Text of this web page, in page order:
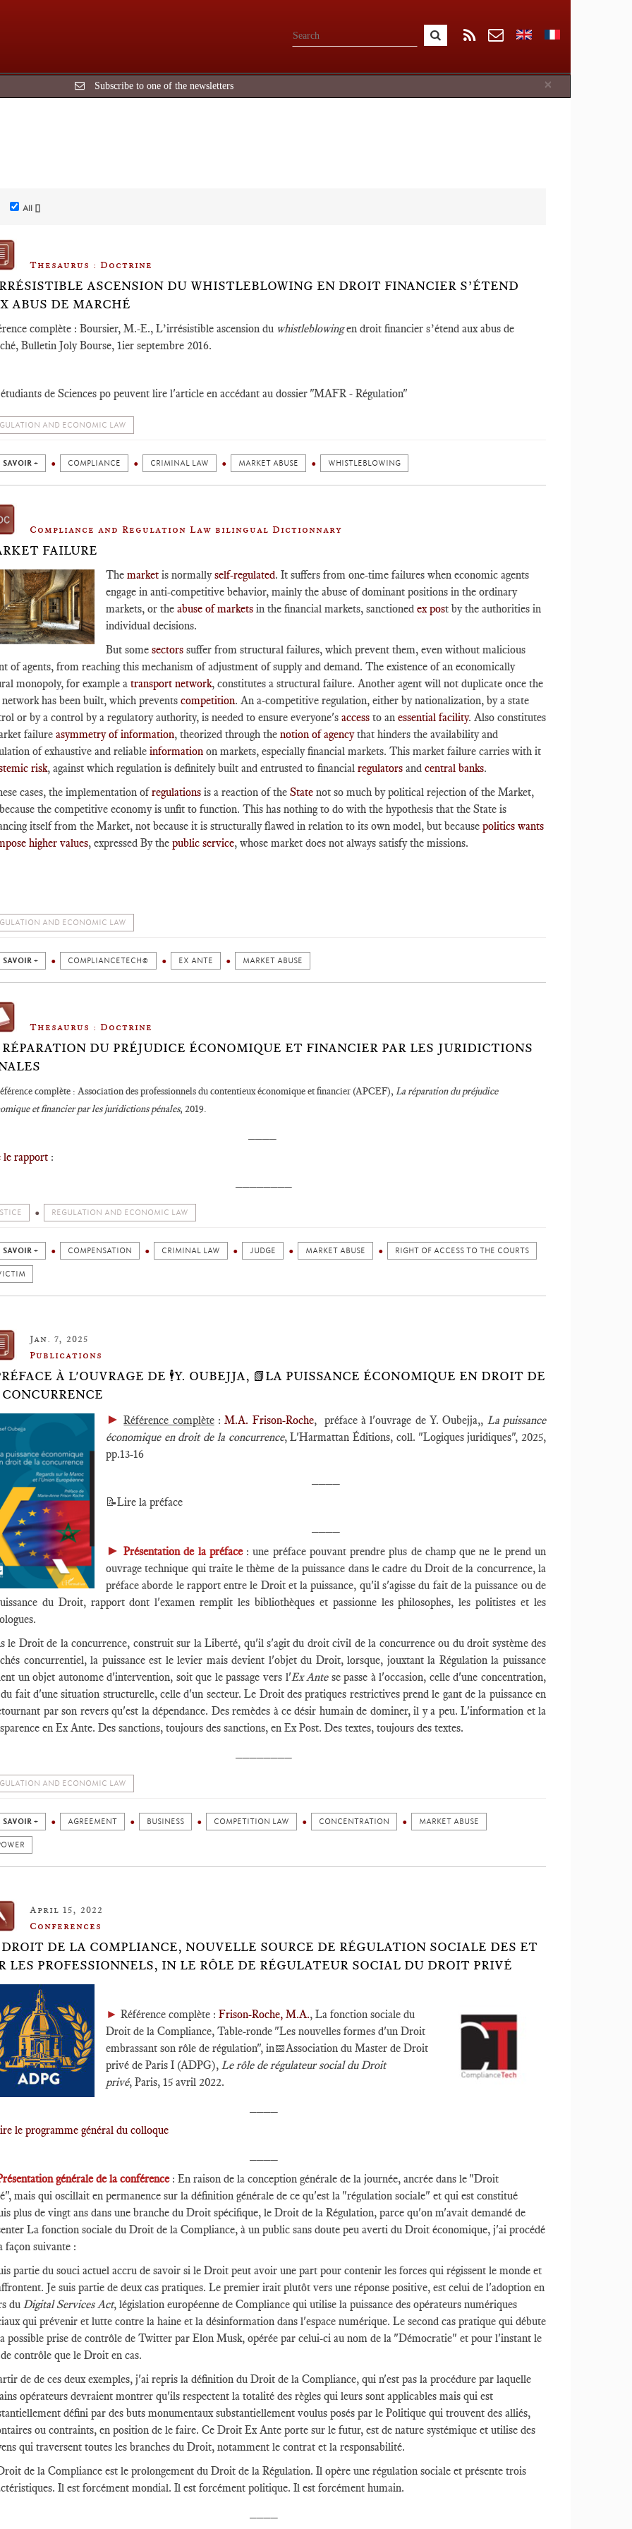
×
Subscribe to one of the newsletters
All []
Thesaurus : Doctrine
ASCENSION DU WHISTLEBLOWING EN DROIT FINANCIER S’ÉTEND
ABUS DE MARCHÉ
complète : Boursier, M.-E., L’irrésistible ascension du whistleblowingen droit financier s’étend aux abus de
Bulletin Joly Bourse, 1ier septembre 2016.
de Sciences po peuvent lire l'article en accédant au dossier "MAFR - Régulation"
AND ECONOMIC LAW
SAVOIR + COMPLIANCE CRIMINAL LAW MARKET ABUSE WHISTLEBLOWING
Compliance and Regulation Law bilingual Dictionnary
FAILURE
The market is normallyself-regulated. It suffers from one-time failures when economic agents
engage in anti-competitive behavior, mainly the abuse of dominant positions in the ordinary
markets, or the abuse of markets in the financial markets, sanctioned ex post by the authorities in
individual decisions.
But some sectors suffer from structural failures, which prevent them, even without malicious
of agents, from reaching this mechanism of adjustment of supply and demand. The existence of an economically
monopoly, for example a transport network, constitutes a structural failure. Another agent will not duplicate once the
has been built, which prevents competition. An a-competitive regulation, either by nationalization, by a state
or by a control by a regulatory authority, is needed to ensure everyone's access to an essential facility. Also constitutes
failure asymmetry of information, theorized through the notion of agencythat hinders the availability and
of exhaustive and reliable information on markets, especially financial markets. This market failure carries with it
risk, against which regulation is definitely built and entrusted to financial regulators and central banks.
cases, the implementation ofregulations is a reaction of the State not so much by political rejection of the Market,
the competitive economy is unfit to function. This has nothing to do with the hypothesis that the State is
itself from the Market, not because it is structurally flawed in relation to its own model, but because politics wants
higher values, expressed By the public service, whose market does not always satisfy the missions.
AND ECONOMIC LAW
SAVOIR + COMPLIANCETECH© EX ANTE MARKET ABUSE
Thesaurus : Doctrine
DU PRÉJUDICE ÉCONOMIQUE ET FINANCIER PAR LES JURIDICTIONS
complète : Association des professionnels du contentieux économique et financier (APCEF), La réparation du préjudice
et financier par les juridictions pénales, 2019.
le rapport :
REGULATION AND ECONOMIC LAW
SAVOIR + COMPENSATION CRIMINAL LAW JUDGE MARKET ABUSE RIGHT OF ACCESS TO THE COURTS
Jan. 7, 2025
Publications
À L'OUVRAGE DE 🕴️Y. OUBEJJA, 📗LA PUISSANCE ÉCONOMIQUE EN DROIT DE
► Référence complète:M.A. Frison-Roche, préface à l'ouvrage de Y. Oubejja,, La puissance
économique en droit de la concurrence, L'Harmattan Éditions, coll. "Logiques juridiques", 2025,
pp.13-16
📝Lire la préface
► Présentation de la préface: une préface pouvant prendre plus de champ que ne le prend un
ouvrage technique qui traite le thème de la puissance dans le cadre du Droit de la concurrence, la
préface aborde le rapport entre le Droit et la puissance, qu'il s'agisse du fait de la puissance ou de
du Droit, rapport dont l'examen remplit les bibliothèques et passionne les philosophes, les politistes et les
le Droit de la concurrence, construit sur la Liberté, qu'il s'agit du droit civil de la concurrence ou du droit système des
concurrentiel, la puissance est le levier mais devient l'objet du Droit, lorsque, jouxtant la Régulation la puissance
un objet autonome d'intervention, soit que le passage vers l'Ex Ante se passe à l'occasion, celle d'une concentration,
fait d'une situation structurelle, celle d'un secteur. Le Droit des pratiques restrictives prend le gant de la puissance en
par son revers qu'est la dépendance. Des remèdes à ce désir humain de dominer, il y a peu. L'information et la
en Ex Ante. Des sanctions, toujours des sanctions, en Ex Post. Des textes, toujours des textes.
AND ECONOMIC LAW
SAVOIR + AGREEMENT BUSINESS COMPETITION LAW CONCENTRATION MARKET ABUSE
April 15, 2022
Conferences
DE LA COMPLIANCE, NOUVELLE SOURCE DE RÉGULATION SOCIALE DES ET
LES PROFESSIONNELS, IN LE RÔLE DE RÉGULATEUR SOCIAL DU DROIT PRIVÉ
► Référence complète : Frison-Roche, M.A., La fonction sociale du
Droit de la Compliance, Table-ronde "Les nouvelles formes d'un Droit
embrassant son rôle de régulation", in📅Association du Master de Droit
privé de Paris I (ADPG), Le rôle de régulateur social du Droit
privé, Paris, 15 avril 2022.
le programme général du colloque
générale de la conférence : En raison de la conception générale de la journée, ancrée dans le "Droit
mais qui oscillait en permanence sur la définition générale de ce qu'est la "régulation sociale" et qui est constitué
plus de vingt ans dans une branche du Droit spécifique, le Droit de la Régulation, parce qu'on m'avait demandé de
La fonction sociale du Droit de la Compliance, à un public sans doute peu averti du Droit économique, j'ai procédé
façon suivante :
partie du souci actuel accru de savoir si le Droit peut avoir une part pour contenir les forces qui régissent le monde et
Je suis partie de deux cas pratiques. Le premier irait plutôt vers une réponse positive, est celui de l'adoption en
du Digital Services Act, législation européenne de Compliance qui utilise la puissance des opérateurs numériques
qui prévenir et lutte contre la haine et la désinformation dans l'espace numérique. Le second cas pratique qui débute
possible prise de contrôle de Twitter par Elon Musk, opérée par celui-ci au nom de la "Démocratie" et pour l'instant le
contrôle que le Droit en cas.
de de ces deux exemples, j'ai repris la définition du Droit de la Compliance, qui n'est pas la procédure par laquelle
opérateurs devraient montrer qu'ils respectent la totalité des règles qui leurs sont applicables mais qui est
défini par des buts monumentaux substantiellement voulus posés par le Politique qui trouvent des alliés,
ou contraints, en position de le faire. Ce Droit Ex Ante porte sur le futur, est de nature systémique et utilise des
qui traversent toutes les branches du Droit, notamment le contrat et la responsabilité.
de la Compliance est le prolongement du Droit de la Régulation. Il opère une régulation sociale et présente trois
Il est forcément mondial. Il est forcément politique. Il est forcément humain.